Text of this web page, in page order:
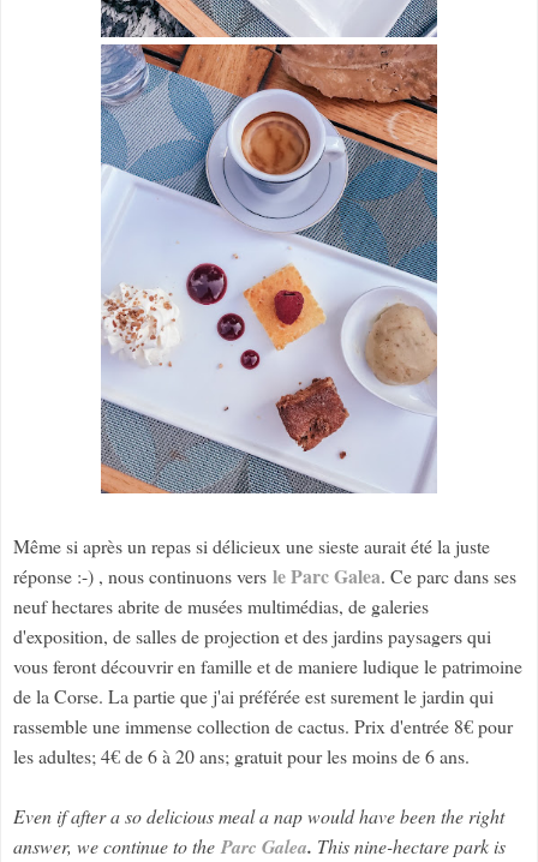
Même si après un repas si délicieux une sieste aurait été la juste
réponse :-) , nous continuons vers le Parc Galea. Ce parc dans ses
neuf hectares abrite de musées multimédias, de galeries
d'exposition, de salles de projection et des jardins paysagers qui
vous feront découvrir en famille et de maniere ludique le patrimoine
de la Corse. La partie que j'ai préférée est surement le jardin qui
rassemble une immense collection de cactus. Prix d'entrée 8€ pour
les adultes; 4€ de 6 à 20 ans; gratuit pour les moins de 6 ans.
Even if after a so delicious meal a nap would have been the right
answer, we continue to the Parc Galea. This nine-hectare park is